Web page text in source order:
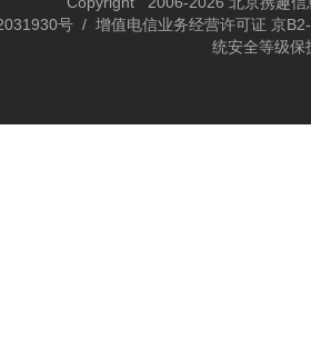
号 / 增值电信业务经营许可证 京
统安全等级